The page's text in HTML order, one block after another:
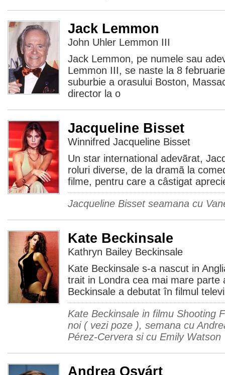
Jack Lemmon
John Uhler Lemmon III
Jack Lemmon, pe numele sau
Lemmon III, se naste la 8
suburbie a orasului Boston,
director la o
Jacqueline Bisset
Winnifred Jacqueline Bisset
Un star international adevãrat,
roluri diverse, de la dramã la
filme, pentru care a câstigat
Jacqueline Bisset seamana cu
Kate Beckinsale
Kathryn Bailey Beckinsale
Kate Beckinsale s-a nascut in
trait in Londra cea mai mare parte
Beckinsale a debutat în filmul
Kate Beckinsale in filmu Shooting
noi ( vezi poze ), semana cu
Pérez-Cervera si cu Emily Watson
Andrea Osvárt